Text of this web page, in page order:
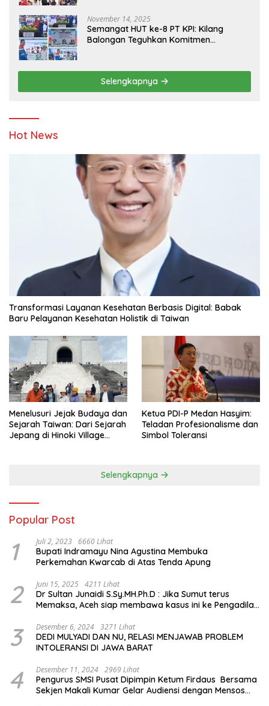
November 14, 2025
Semangat HUT ke-8 PT KPI: Kilang
Balongan Teguhkan Komitmen
Pendidikan
Selengkapnya
Hot News
Transformasi Layanan Kesehatan Berbasis Digital: Babak
Baru Pelayanan Kesehatan Holistik di Taiwan
Menelusuri Jejak Budaya dan
Sejarah Taiwan: Dari Sejarah
Jepang di Hinoki Village
Ketua PDI-P Medan Hasyim:
Teladan Profesionalisme dan
Simbol Toleransi
Selengkapnya
Popular Post
1 Juli 2, 2023 6660 Lihat
Bupati Indramayu Nina Agustina Membuka
Perkemahan Kwarcab di Atas Tenda Apung
2 Juni 15, 2025 4211 Lihat
Dr Sultan Junaidi S.Sy.MH.Ph.D : Jika Sumut terus
Memaksa, Aceh siap membawa kasus ini ke Pengadilan
3 Desember 6, 2024 3271 Lihat
DEDI MULYADI DAN NU, RELASI MENJAWAB PROBLEM
INTOLERANSI DI JAWA BARAT
4 Desember 11, 2024 2969 Lihat
Pengurus SMSI Pusat Dipimpin Ketum Firdaus Bersama
Sekjen Makali Kumar Gelar Audiensi dengan Mensos